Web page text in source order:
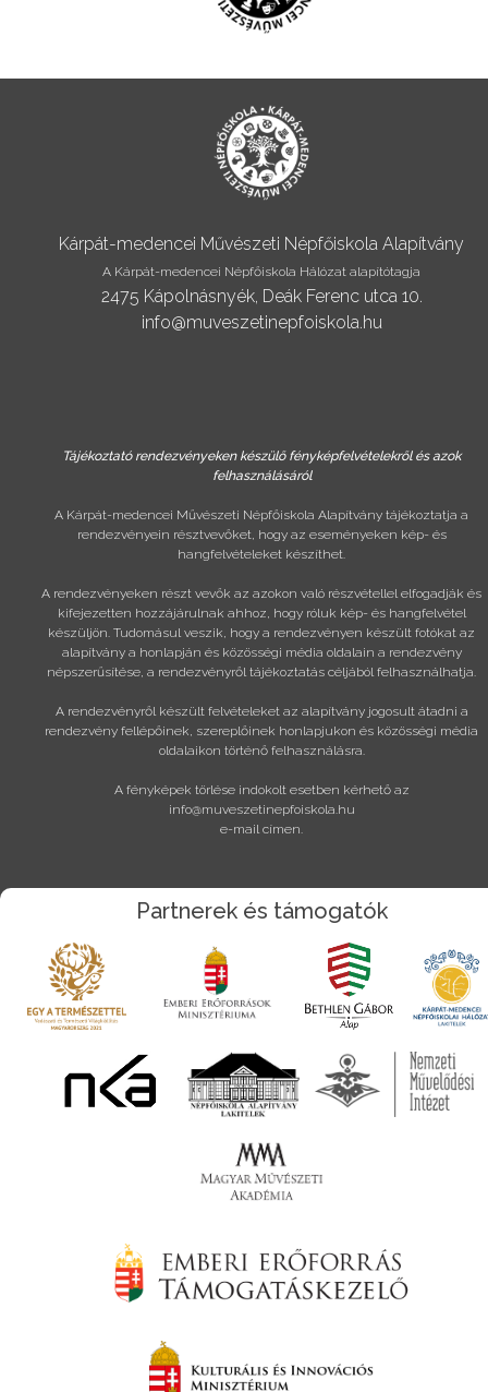
Kárpát-medencei Művészeti Népfőiskola Alapítvány
A Kárpát-medencei Népfőiskola Hálózat alapítótagja
2475 Kápolnásnyék, Deák Ferenc utca 10.
info@muveszetinepfoiskola.hu
Tájékoztató rendezvényeken készülő fényképfelvételekről és azok
felhasználásáról
A Kárpát-medencei Művészeti Népfőiskola Alapítvány tájékoztatja a
rendezvényein résztvevőket, hogy az eseményeken kép- és
hangfelvételeket készíthet.
A rendezvényeken részt vevők az azokon való részvétellel elfogadják és
kifejezetten hozzájárulnak ahhoz, hogy róluk kép- és hangfelvétel
készüljön. Tudomásul veszik, hogy a rendezvényen készült fotókat az
alapítvány a honlapján és közösségi média oldalain a rendezvény
népszerűsítése, a rendezvényről tájékoztatás céljából felhasználhatja.
A rendezvényről készült felvételeket az alapítvány jogosult átadni a
rendezvény fellépőinek, szereplőinek honlapjukon és közösségi média
oldalaikon történő felhasználásra.
A fényképek törlése indokolt esetben kérhető az
info@muveszetinepfoiskola.hu
e-mail címen.
Partnerek és támogatók